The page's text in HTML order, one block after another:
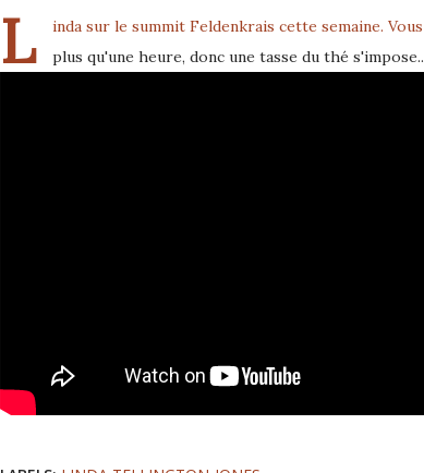
L
inda sur le summit Feldenkrais cette semaine.
plus qu'une heure, donc une tasse du thé